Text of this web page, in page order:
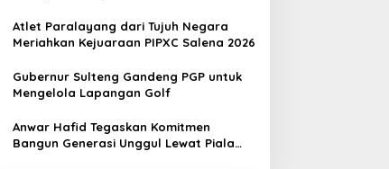
Atlet Paralayang dari Tujuh Negara
Meriahkan Kejuaraan PIPXC Salena 2026
Gubernur Sulteng Gandeng PGP untuk
Mengelola Lapangan Golf
Anwar Hafid Tegaskan Komitmen
Bangun Generasi Unggul Lewat Piala